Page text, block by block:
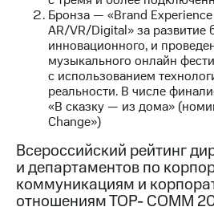
Документы
ПАО
"МТС"
Собрания
акционеров
Личный
кабинет
акционера
Акционерный
капитал
Контроль
и
аудит
Рынок
Бронза — «Brand
AR/VR/Digital» за развитие
инновационного, и
музыкального онлайн
с использованием
реальности. В числе
«В сказку — из дома»
Change»)
Всероссийский рейтинг
и департаментов по
коммуникациям и
отношениям ТОР- СОММ